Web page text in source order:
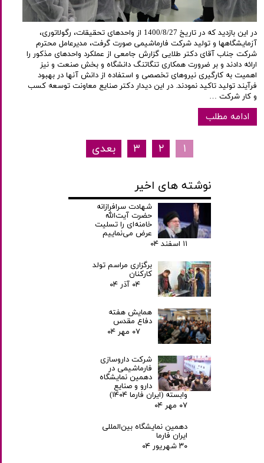
در این بازدید که در تاریخ 1400/8/27 از واحدهای تحقیقات، رگولاتوری،
آزمایشگاهها و تولید شرکت فارماشیمی صورت گرفت، مدیرعامل محترم
شرکت جناب آقای دکتر طلایی گزارش جامعی از عملکرد واحدهای مذکور را
ارائه دادند و بر ضرورت همکاری تنگاتنگ دانشگاه و بخش صنعت و نیز
اهمیت به کارگیری نیروهای تخصصی و استفاده از دانش آنها در بهبود
فرآیند تولید تاکید نمودند. در این دیدار دکتر صنایع معاونت توسعه کسب
و کار شرکت …
ادامه مطلب
۱ ۲ ۳ بعدی
نوشته های اخیر
شهادت سرافرازانه
حضرت آیت‌الله
خامنه‌ای را تسلیت
عرض می‌نماییم
۱۱ اسفند ۰۴
برگزاری مراسم تولد
کارکنان
۰۴ آذر ۰۴
همایش هفته
دفاع مقدس
۰۷ مهر ۰۴
شرکت داروسازی
فارماشیمی در
دهمین نمایشگاه
دارو و صنایع
وابسته (ایران فارما ۱۴۰۴)
۰۷ مهر ۰۴
دهمین نمایشگاه بین‌المللی
ایران فارما
۳۰ شهریور ۰۴